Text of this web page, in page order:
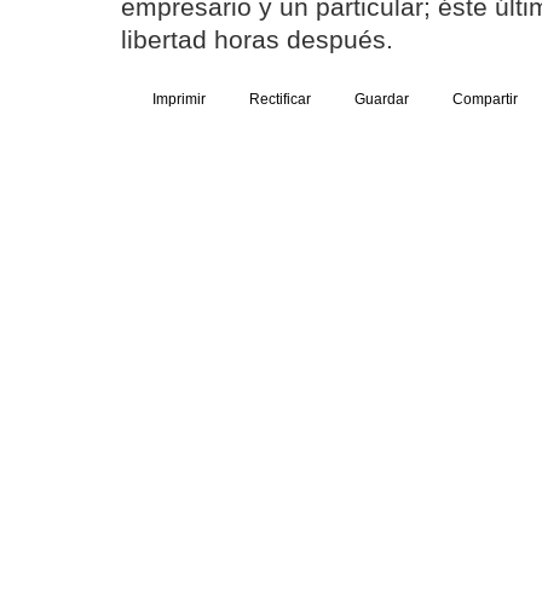
empresario y un particular; éste
libertad horas después.
Imprimir Rectificar Guardar Compartir